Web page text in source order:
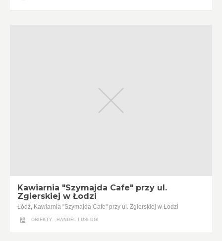
Kawiarnia "Szymajda Cafe" przy ul.
Zgierskiej w Łodzi
Łódź, Kawiarnia "Szymajda Cafe" przy ul. Zgierskiej w Łodzi
OBIEKTY - HANDEL I USŁUGI